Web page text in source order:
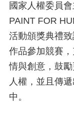
網
站
導
覽
網
國家人權委員
PAINT FOR
活動頒獎典禮
作品參加競賽
情與創意，鼓
人權，並且傳
中。